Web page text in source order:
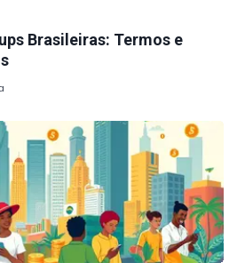
Brasileiras: Termos e